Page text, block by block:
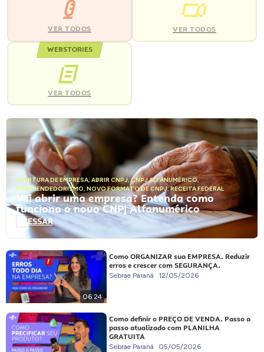
VER TODOS VER TODOS
WEBSTORIES
VER TODOS
ABERTURA DE EMPRESA, ABRIR CNPJ,CNPJ ALFANUMÉRICO,
EMPREENDEDORISMO, NOVO FORMATO DE CNPJ,RECEITA FEDERAL
Vai abrir uma empresa? Entenda como
funciona o novo CNPJ Alfanumérico
ACESSAR
06:24
Como ORGANIZAR sua EMPRESA. Reduzir
erros e crescer com SEGURANÇA.
Sebrae Paraná 12/05/2026
Como definir o PREÇO DE VENDA. Passo a
passo atualizado com PLANILHA
GRATUITA
Sebrae Paraná 05/05/2026